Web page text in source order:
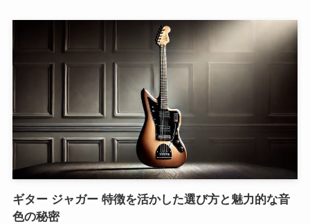
ギター ジャガー 特徴を活かした選び方と魅力的な音
色の秘密